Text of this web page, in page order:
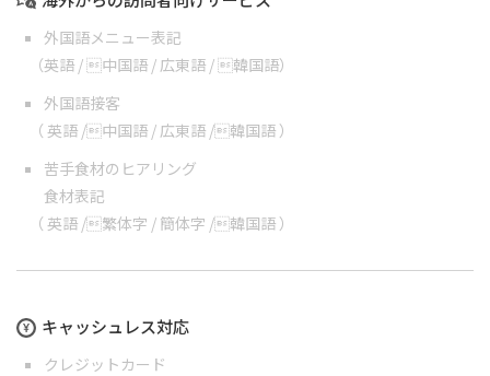
外国語メニュー表記
（英語 /中国語 / 広東語 /韓国語）
外国語接客
（ 英語 /中国語 / 広東語 /韓国語 ）
苦手食材のヒアリング
食材表記
（ 英語 /繁体字 / 簡体字 /韓国語 ）
キャッシュレス対応
クレジットカード